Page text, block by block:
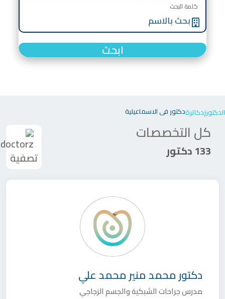
كلمة البحث
ابحث
الدكتورزدكاترةدكتور في الاسماعيلية
كل التخصصات
133 دكتور تصفية
دكتورمحمد منير محمد علي
مدرس جراحات الشبكية والجسم الزجاجي